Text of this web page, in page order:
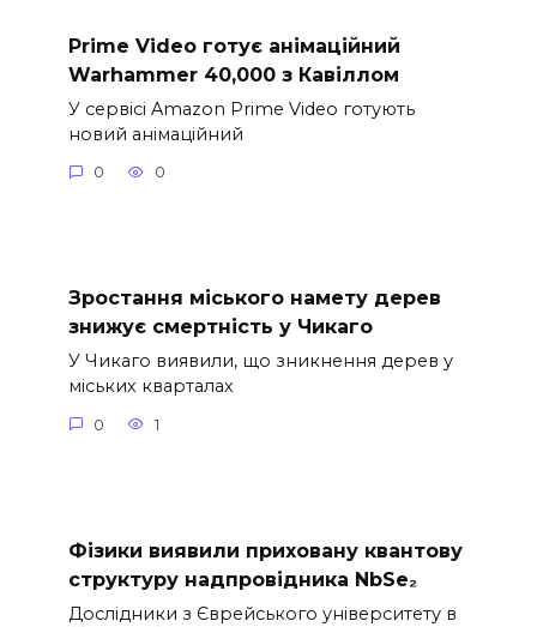
Prime Video готує анімаційний
Warhammer 40,000 з Кавіллом
У сервісі Amazon Prime Video готують
новий анімаційний
0 0
Зростання міського намету дерев
знижує смертність у Чикаго
У Чикаго виявили, що зникнення дерев у
міських кварталах
0 1
Фізики виявили приховану квантову
структуру надпровідника NbSe₂
Дослідники з Єврейського університету в